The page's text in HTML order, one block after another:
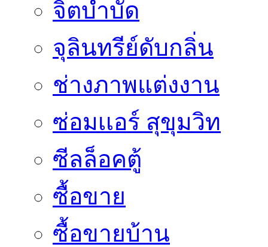
จิตบำบัด
จุลินทรีย์ดับกลิ่น
ช่างภาพแต่งงาน
ซ่อมเเอร์ สุขุมวิท
ซีลล็อคตู้
ซื้อขาย
ซื้อขายบ้าน